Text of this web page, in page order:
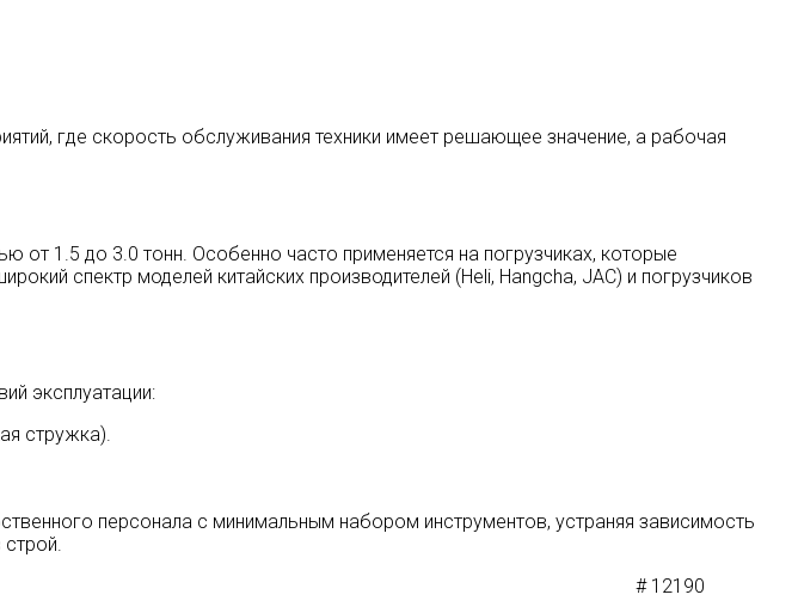
где скорость обслуживания техники имеет решающее значение, а рабочая
от 1.5 до 3.0 тонн. Особенно часто применяется на погрузчиках, которые
спектр моделей китайских производителей (Heli, Hangcha, JAC) и погрузчиков
эксплуатации:
стружка).
персонала с минимальным набором инструментов, устраняя зависимость
# 12190